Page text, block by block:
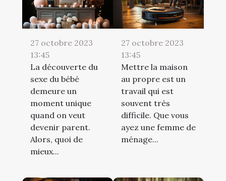
27 octobre 2023
13:45
La découverte du
sexe du bébé
demeure un
moment unique
quand on veut
devenir parent.
Alors, quoi de
mieux...
27 octobre 2023
13:45
Mettre la maison
au propre est un
travail qui est
souvent très
difficile. Que vous
ayez une femme de
ménage...